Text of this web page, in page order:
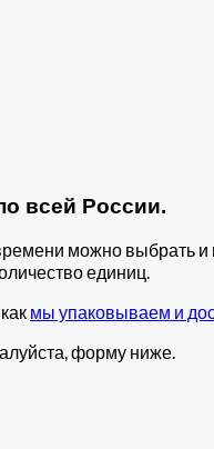
всей России.
можно
единиц.
мы упаковываем и
форму ниже.